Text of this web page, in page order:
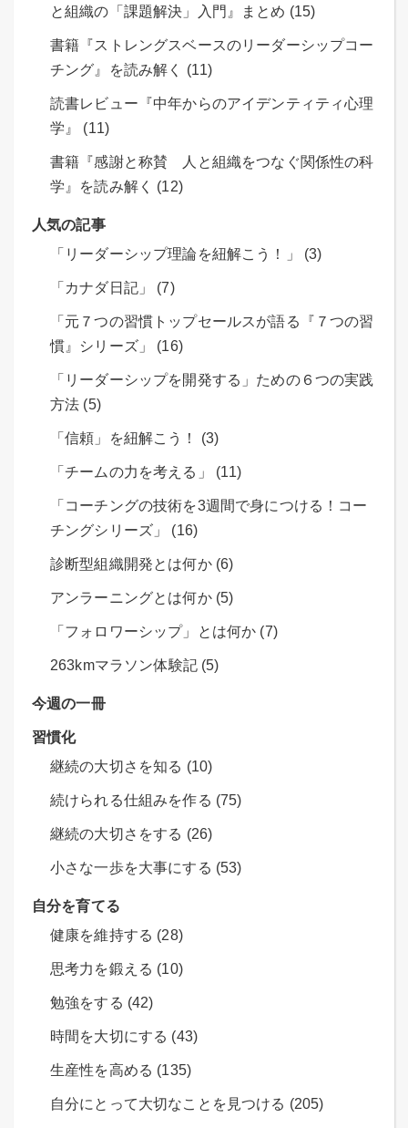
と組織の「課題解決」入門』まとめ (15)
書籍『ストレングスベースのリーダーシップコー
チング』を読み解く (11)
読書レビュー『中年からのアイデンティティ心理
学』 (11)
書籍『感謝と称賛 人と組織をつなぐ関係性の科
学』を読み解く (12)
人気の記事
「リーダーシップ理論を紐解こう！」 (3)
「カナダ日記」 (7)
「元７つの習慣トップセールスが語る『７つの習
慣』シリーズ」 (16)
「リーダーシップを開発する」ための６つの実践
方法 (5)
「信頼」を紐解こう！ (3)
「チームの力を考える」 (11)
「コーチングの技術を3週間で身につける！コー
チングシリーズ」 (16)
診断型組織開発とは何か (6)
アンラーニングとは何か (5)
「フォロワーシップ」とは何か (7)
263kmマラソン体験記 (5)
今週の一冊
習慣化
継続の大切さを知る (10)
続けられる仕組みを作る (75)
継続の大切さをする (26)
小さな一歩を大事にする (53)
自分を育てる
健康を維持する (28)
思考力を鍛える (10)
勉強をする (42)
時間を大切にする (43)
生産性を高める (135)
自分にとって大切なことを見つける (205)